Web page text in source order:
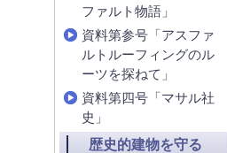
ファルト物語」
資料第参号「アスファ
ルトルーフィングのル
ーツを探ねて」
資料第四号「マサル社
史」
歴史的建物を守る